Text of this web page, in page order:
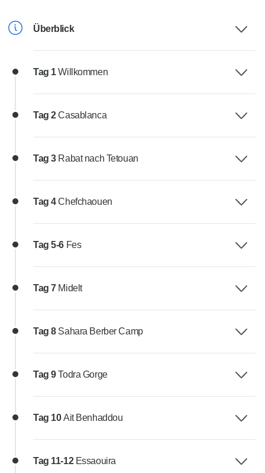
Überblick
Tag 1Willkommen
Tag 2Casablanca
Tag 3 Rabat nach Tetouan
Tag 4Chefchaouen
Tag 5-6 Fes
Tag 7 Midelt
Tag 8 Sahara Berber Camp
Tag 9Todra Gorge
Tag 10Ait Benhaddou
Tag 11-12 Essaouira